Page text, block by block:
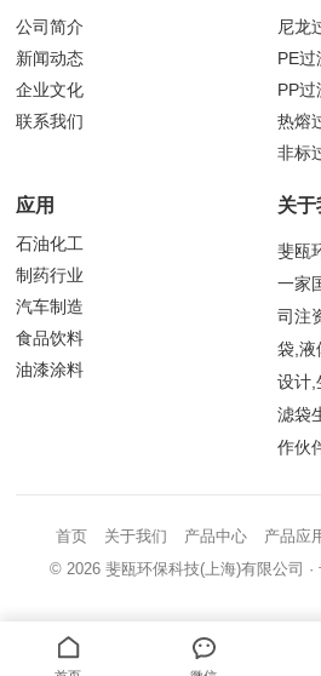
公司简介
新闻动态
企业文化
联系我们
尼龙
PE过
PP过
热熔
非标
应用
石油化工
制药行业
汽车制造
食品饮料
油漆涂料
关于
斐瓯
一家
司注
袋,液
设计,
滤袋
作伙
首页 关于我们 产品中心 产品应
© 2026斐瓯环保科技(上海)有限公司